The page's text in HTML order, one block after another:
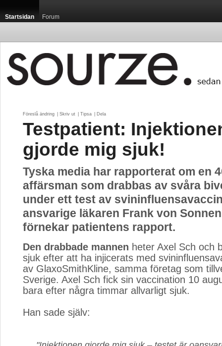
Startsidan Forum
Föreslå ändring Skriv ut Tipsa Dela
Testpatient:
gjorde mig sjuk!
Tyska media har rapporterat om en
affärsman som drabbas av svåra
under ett test av
ansvarige läkaren Frank von
förnekar patientens rapport.
Den drabbade mannen heter Axel Sch och
sjuk efter att ha injicerats med
av GlaxoSmithKline, samma företag som
Sverige. Axel Sch fick sin vaccination 10
bara efter några timmar allvarligt sjuk.
Han sade själv: